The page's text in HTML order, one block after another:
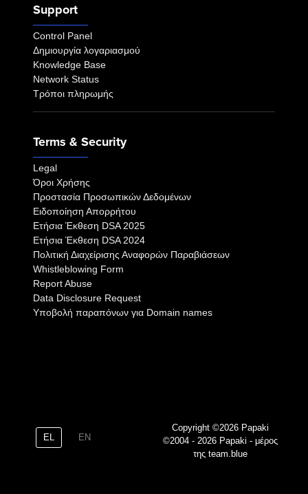
Support
Control Panel
Δημιουργία λογαριασμού
Knowledge Base
Network Status
Τρόποι πληρωμής
Terms & Security
Legal
Όροι Χρήσης
Προστασία Προσωπικών Δεδομένων
Ειδοποίηση Απορρήτου
Eτήσια Έκθεση DSA 2025
Eτήσια Έκθεση DSA 2024
Πολιτική Διαχείρισης Αναφορών Παραβιάσεων
Whistleblowing Form
Report Abuse
Data Disclosure Request
Υποβολή παραπόνων για Domain names
EL EN
Copyright ©2026 Papaki
©2004 - 2026 Papaki - μέρος
της team.blue